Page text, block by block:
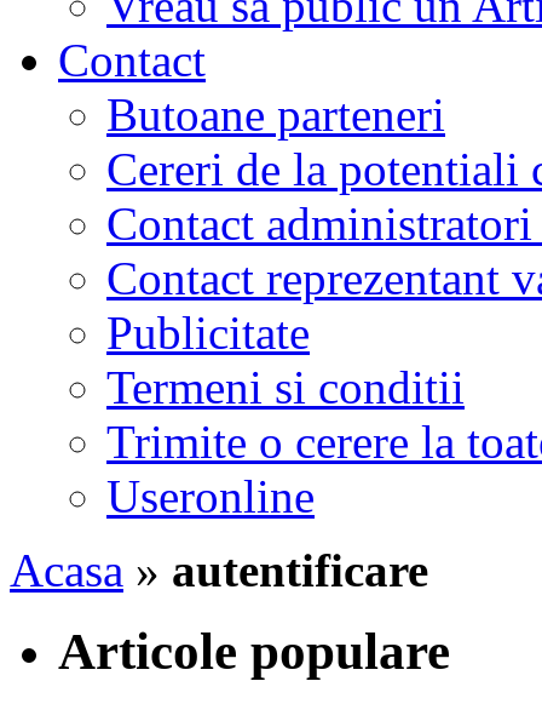
Contact
Butoane parteneri
Cereri de la potentiali
Contact
Contact reprezentant
Publicitate
Termeni si conditii
Trimite o cerere la
Useronline
Acasa » autentificare
Articole populare